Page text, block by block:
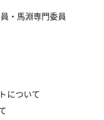
・馬淵専門委員
について